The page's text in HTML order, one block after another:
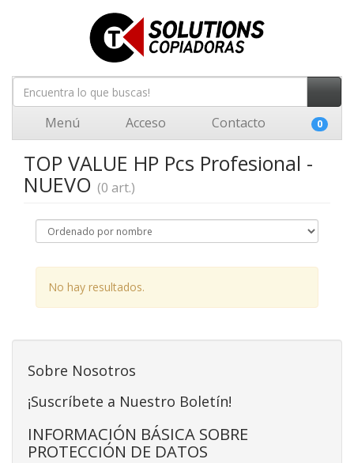
Menú Acceso Contacto 0
TOP VALUE HP Pcs Profesional -
NUEVO (0 art.)
No hay resultados.
Sobre Nosotros
¡Suscríbete a Nuestro Boletín!
INFORMACIÓN BÁSICA SOBRE
PROTECCIÓN DE DATOS